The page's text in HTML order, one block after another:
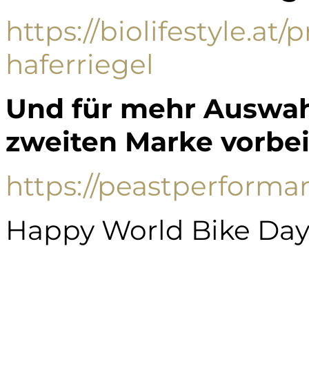
https://biolifestyle.at/
haferriegel
Und für mehr
zweiten Marke
https://
Happy World Bike